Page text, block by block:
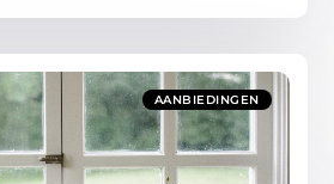
AANBIEDINGEN